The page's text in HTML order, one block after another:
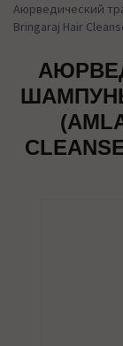
Аюрведический
Bringaraj Hair